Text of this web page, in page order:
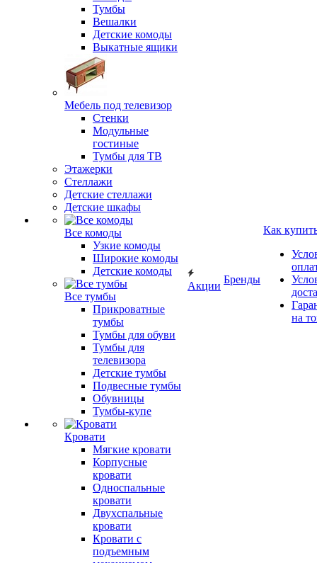
Тумбы
Вешалки
Детские комоды
Выкатные ящики
Мебель под телевизор
Стенки
Модульные
гостиные
Тумбы для ТВ
Этажерки
Стеллажи
Детские стеллажи
Детские шкафы
Все комоды
Узкие комоды
Широкие комоды
Детские комоды
Все тумбы
Прикроватные
тумбы
Тумбы для обуви
Тумбы для
телевизора
Детские тумбы
Подвесные тумбы
Обувницы
Тумбы-купе
Кровати
Мягкие кровати
Корпусные
кровати
Односпальные
кровати
Двухспальные
кровати
Кровати с
подъемным
Акции
Бренды
Как
на